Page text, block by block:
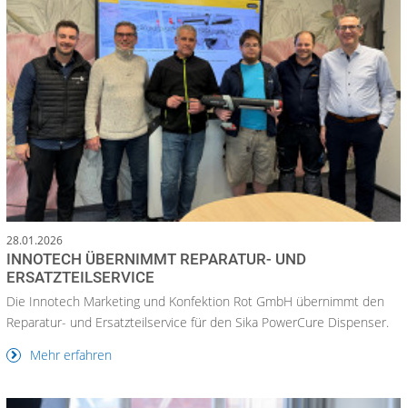
28.01.2026
INNOTECH ÜBERNIMMT REPARATUR- UND
ERSATZTEILSERVICE
Die Innotech Marketing und Konfektion Rot GmbH übernimmt den
Reparatur- und Ersatzteilservice für den Sika PowerCure Dispenser.
Mehr erfahren